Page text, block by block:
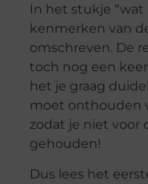
In het stukje “wat
kenmerken van
omschreven. De
toch nog een
het je graag
moet onthouden
zodat je niet voor
gehouden!
Dus lees het